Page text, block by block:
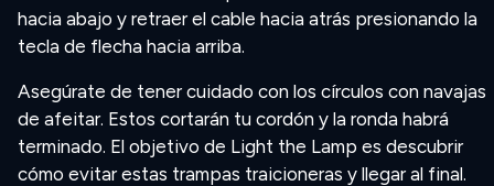
hacia abajo y retraer el cable hacia atrás presionando la
tecla de flecha hacia arriba.
Asegúrate de tener cuidado con los círculos con navajas
de afeitar. Estos cortarán tu cordón y la ronda habrá
terminado. El objetivo de Light the Lamp es descubrir
cómo evitar estas trampas traicioneras y llegar al final.